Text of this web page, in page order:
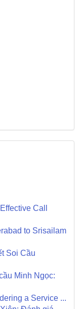
Call
to Srisailam
Soi Cầu
Minh Ngọc:
a Service ...